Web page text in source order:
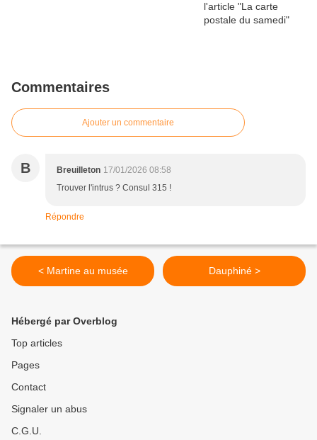
Commentaires
Ajouter un commentaire
B Breuilleton 17/01/2026 08:58
Trouver l'intrus ? Consul 315 !
Répondre
< Martine au musée Dauphiné >
Hébergé par Overblog
Top articles
Pages
Contact
Signaler un abus
C.G.U.